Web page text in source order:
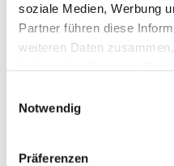
soziale Medien, Werbung
Partner führen diese
weiteren Daten
Notwendig
Präferenzen